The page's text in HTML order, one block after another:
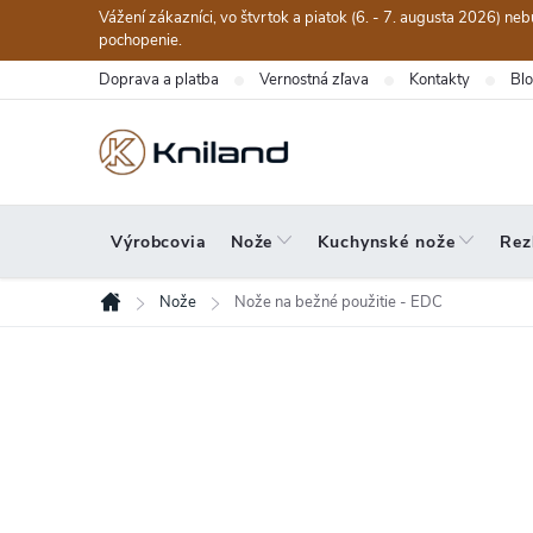
obsah
Vážení zákazníci, vo štvrtok a piatok (6. - 7. augusta 2026)
pochopenie.
Doprava a platba Vernostná zľava Kontakty
Výrobcovia Nože Kuchynské nože
Domov
Nože Nože na bežné použitie - EDC